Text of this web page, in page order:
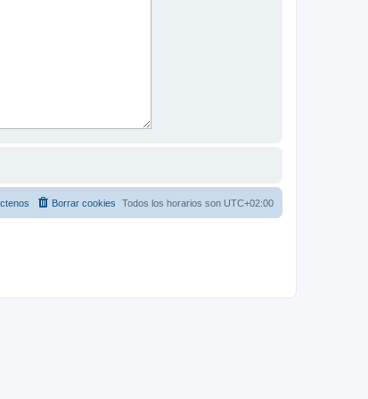
Todos los horarios son UTC+02:00
Borrar cookies